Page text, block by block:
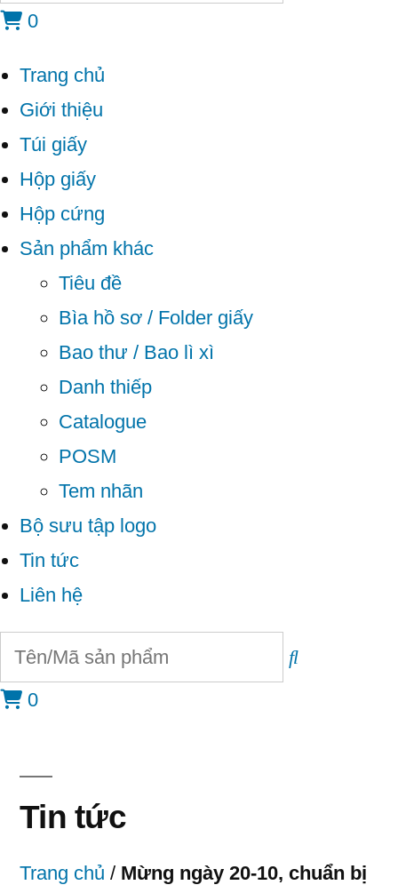
0
Trang chủ
Giới thiệu
Túi giấy
Hộp giấy
Hộp cứng
Sản phẩm khác
Tiêu đề
Bìa hồ sơ / Folder giấy
Bao thư / Bao lì xì
Danh thiếp
Catalogue
POSM
Tem nhãn
Bộ sưu tập logo
Tin tức
Liên hệ
0
Tin tức
Trang chủ / Mừng ngày 20-10, chuẩn bị